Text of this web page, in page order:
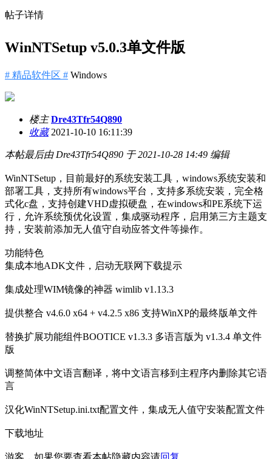
帖子详情
WinNTSetup v5.0.3单文件版
# 精品软件区 # Windows
楼主 Dre43Tfr54Q890
收藏2021-10-10 16:11:39
本帖最后由 Dre43Tfr54Q890 于 2021-10-28 14:49 编辑
WinNTSetup，目前最好的系统安装工具，windows系统安装和
部署工具，支持所有windows平台，支持多系统安装，完全格
式化c盘，支持创建VHD虚拟硬盘，在windows和PE系统下运
行，允许系统预优化设置，集成驱动程序，启用第三方主题支
持，安装前添加无人值守自动应答文件等操作。
功能特色
集成本地ADK文件，启动无联网下载提示
集成处理WIM镜像的神器 wimlib v1.13.3
提供整合 v4.6.0 x64 + v4.2.5 x86 支持WinXP的最终版单文件
替换扩展功能组件BOOTICE v1.3.3 多语言版为 v1.3.4 单文件
版
调整简体中文语言翻译，将中文语言移到主程序内删除其它语
言
汉化WinNTSetup.ini.txt配置文件，集成无人值守安装配置文件
下载地址
游客，如果您要查看本帖隐藏内容请回复